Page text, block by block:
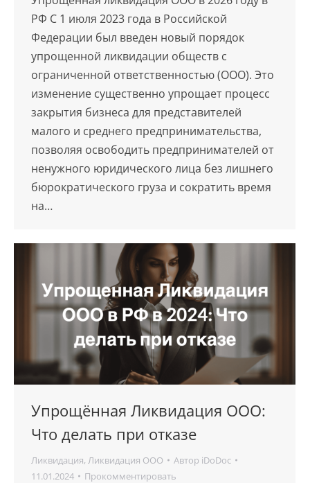
РФ С 1 июля 2023 года в Российской
Федерации был введен новый порядок
упрощенной ликвидации обществ с
ограниченной ответственностью (ООО). Это
изменение существенно упрощает процесс
закрытия бизнеса для представителей
малого и среднего предпринимательства,
позволяя освободить предпринимателей от
ненужного юридического лица без лишнего
бюрократического груза и сократить время
на…
Упрощённая Ликвидация ООО:
Что делать при отказе
Ликвидация, Ликвидация ООО Автор iDoDoc
11.01.2024
Прокомментировать